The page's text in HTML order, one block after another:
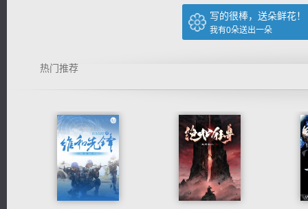
写的很棒，送朵鲜花！
我有0朵送出一朵
热门推荐